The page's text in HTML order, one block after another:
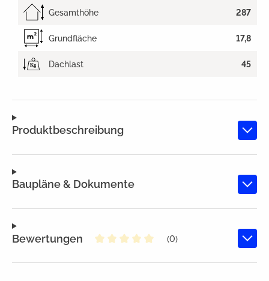
Produktbeschreibung
Baupläne & Dokumente
Bewertungen
(0)
Gesamthöhe 287
Grundfläche 17,8
Dachlast 45